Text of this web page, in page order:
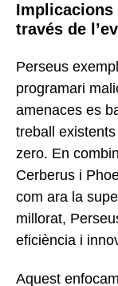
Implicacions
través de
Perseus
programari
amenaces es
treball
zero. En
Cerberus i
com ara la
millorat,
eficiència i
Aquest